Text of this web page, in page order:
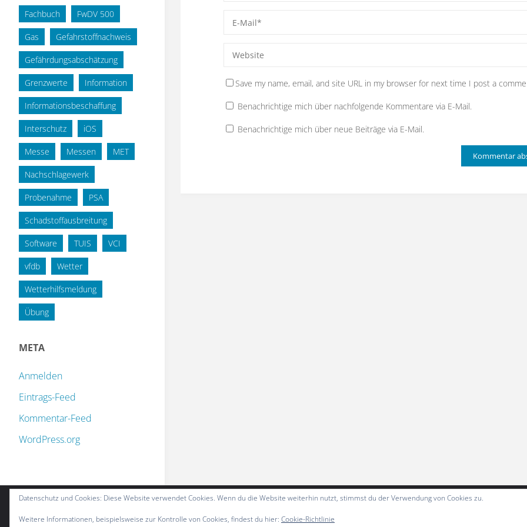
Save my name, email, and site URL in my browser for next time I post a
Benachrichtige mich über nachfolgende Kommentare via E-Mail.
Benachrichtige mich über neue Beiträge via E-Mail.
Fachbuch FwDV 500
Gas Gefahrstoffnachweis
Gefährdungsabschätzung
Grenzwerte Information
Informationsbeschaffung
Interschutz iOS
Messe Messen MET
Nachschlagewerk
Probenahme PSA
Schadstoffausbreitung
Software TUIS VCI
vfdb Wetter
Wetterhilfsmeldung
Übung
META
Anmelden
Eintrags-Feed
Kommentar-Feed
WordPress.org
Datenschutz und Cookies: Diese Website verwendet Cookies. Wenn du die Website weiterhin nutzt, stimmst du der Verwendung von Cookies zu.
Weitere Informationen, beispielsweise zur Kontrolle von Cookies, findest du hier: Cookie-Richtlinie